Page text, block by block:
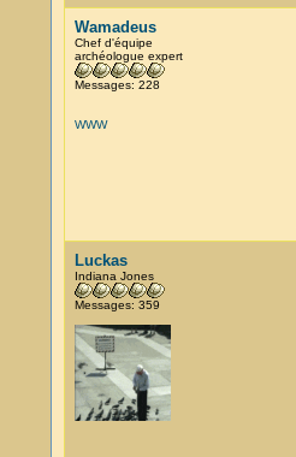
Wamadeus
Chef d'équipe
archéologue expert
Messages: 228
WWW
Luckas
Indiana Jones
Messages: 359